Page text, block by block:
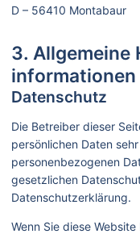
D – 56410 Montabaur
3.
informationen
Datenschutz
Die Betreiber dieser
persönlichen Daten
personenbezogenen
gesetzlichen
Datenschutzerklärung.
Wenn Sie diese